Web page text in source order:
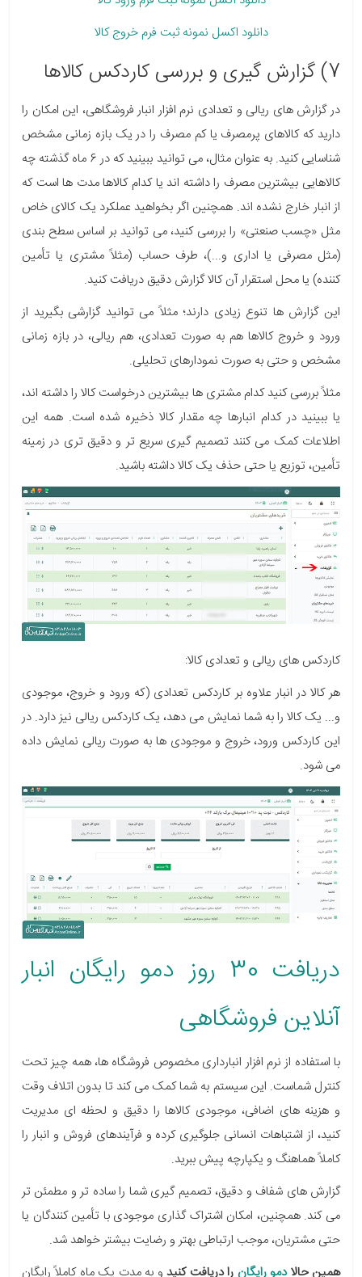
دانلود اکسل نمونه ثبت فرم خروج کالا
7) گزارش گیری و بررسی کاردکس کالاها
در گزارش های ریالی و تعدادی نرم افزار انبار فروشگاهی، این امکان را
دارید کهکالاهای پرمصرف یا کم مصرف را در یک بازه زمانی مشخص
شناسایی کنید. به عنوان مثال، می توانید ببینید که در 6 ماه گذشته چه
کالاهایی بیشترین مصرف را داشته اند یا کدام کالاها مدت ها است که
از انبار خارج نشده اند. همچنین اگر بخواهید عملکرد یک کالای خاص
مثل «چسب صنعتی» را بررسی کنید، می توانید بر اساس سطح بندی
(مثل مصرفی یا اداری و...)، طرف حساب (مثلاً مشتری یا تأمین
کننده) یا محل استقرار آن کالا گزارش دقیق دریافت کنید.
این گزارش ها تنوع زیادی دارند؛ مثلاً می توانید گزارشی بگیرید از
ورود و خروج کالاها هم به صورت تعدادی، هم ریالی، در بازه زمانی
مشخص و حتی به صورت نمودارهای تحلیلی.
مثلاً بررسی کنید کدام مشتری ها بیشترین درخواست کالا را داشته اند،
یا ببینید در کدام انبارها چه مقدار کالا ذخیره شده است. همه این
اطلاعات کمک می کنند تصمیم گیری سریع تر و دقیق تری در زمینه
تأمین، توزیع یا حتی حذف یک کالا داشته باشید.
کاردکس های ریالی و تعدادی کالا:
هر کالا در انبار علاوه بر کاردکس تعدادی (که ورود و خروج، موجودی
و... یک کالا را به شما نمایش می دهد، یک کاردکس ریالی نیز دارد. در
این کاردکس ورود، خروج و موجودی ها به صورت ریالی نمایش داده
می شود.
دریافت 30 روز دمو رایگان انبار
آنلاین فروشگاهی
با استفاده از نرم افزار انبارداری مخصوص فروشگاه ها، همه چیز تحت
کنترل شماست. این سیستم به شما کمک می کند تا بدون اتلاف وقت
و هزینه های اضافی، موجودی کالاها را دقیق و لحظه ای مدیریت
کنید، از اشتباهات انسانی جلوگیری کرده و فرآیندهای فروش و انبار را
کاملاً هماهنگ و یکپارچه پیش ببرید.
گزارش های شفاف و دقیق، تصمیم گیری شما را ساده تر و مطمئن تر
می کند. همچنین، امکان اشتراک گذاری موجودی با تأمین کنندگان یا
حتی مشتریان، موجب ارتباطی بهتر و رضایت بیشتر خواهد شد.
همین حالادمو رایگان را دریافت کنیدو به مدت یک ماه کاملاً رایگان